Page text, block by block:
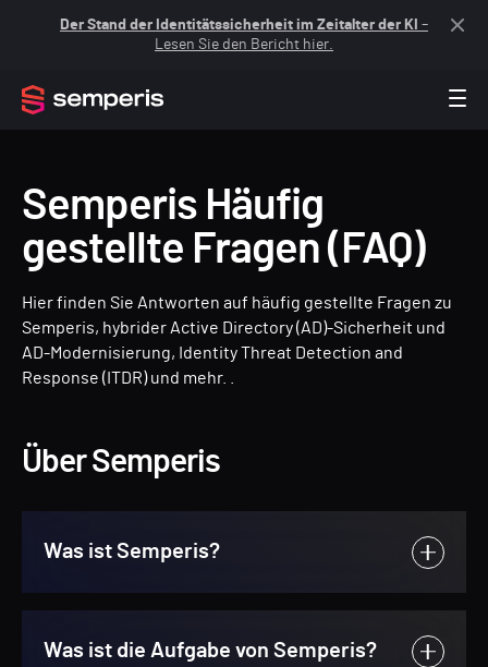
Der Stand der Identitätssicherheit im Zeitalter der KI –
Lesen Sie den Bericht hier.
Semperis Häufig
gestellte Fragen (FAQ)
Hier finden Sie Antworten auf häufig gestellte Fragen zu
Semperis, hybrider Active Directory (AD)-Sicherheit und
AD-Modernisierung, Identity Threat Detection and
Response (ITDR) und mehr. .
Über Semperis
Was ist Semperis?
Was ist die Aufgabe von Semperis?